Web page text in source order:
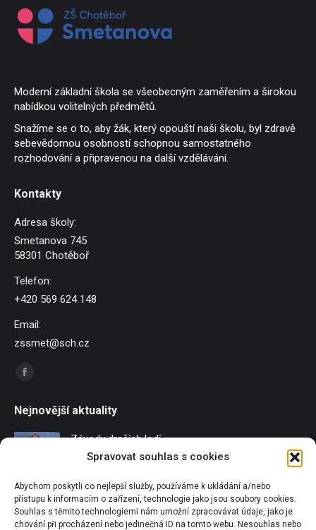
Spravovat souhlas s cookies
Abychom poskytli co nejlepší služby, používáme k ukládání a/nebo
přístupu k informacím o zařízení, technologie jako jsou soubory cookies.
Souhlas s těmito technologiemi nám umožní zpracovávat údaje, jako je
chování při procházení nebo jedinečná ID na tomto webu. Nesouhlas nebo
Moderní základní škola se všeobecným zaměřením a širokou
nabídkou volitelných předmětů.
Snažíme se o to, aby žák, který opouští naši školu, byl zdravě
sebevědomou osobností schopnou samostatného
rozhodování a připravenou na další vzdělávání.
Kontakty
Adresa školy:
Smetanova 745
58301 Chotěboř
Telefon:
+420 569 624 148
Email:
zssmet@sch.cz
Find us on:
opens
in
Nejnovější aktuality
Závody dračích lodí
21/06/2026
Sportování u Pilské nádrže
18/06/2026